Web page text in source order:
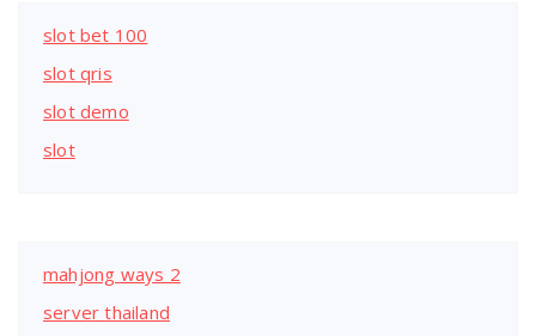
slot bet 100
slot qris
slot demo
slot
mahjong ways 2
server thailand